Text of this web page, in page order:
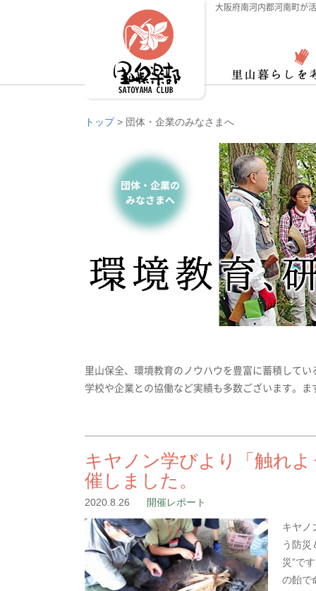
大阪府南河内郡河南町が
トップ> 団体・企業のみなさまへ
里山保全、環境教育のノウハウを豊富に蓄積して
学校や企業との協働など実績も多数ございます。
キヤノン学びより「触れ
催しました。
2020.8.26 開催レポート
キヤノ
う防災
災”で
の飴で